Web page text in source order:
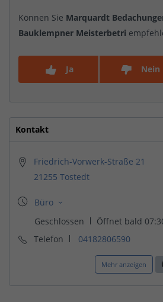
Können Sie Marquardt
Bauklempner Meisterbetri
Ja Nein
Kontakt
Friedrich-Vorwerk-Straße 21
21255 Tostedt
Telefon 04182806590
Mehr anzeigen